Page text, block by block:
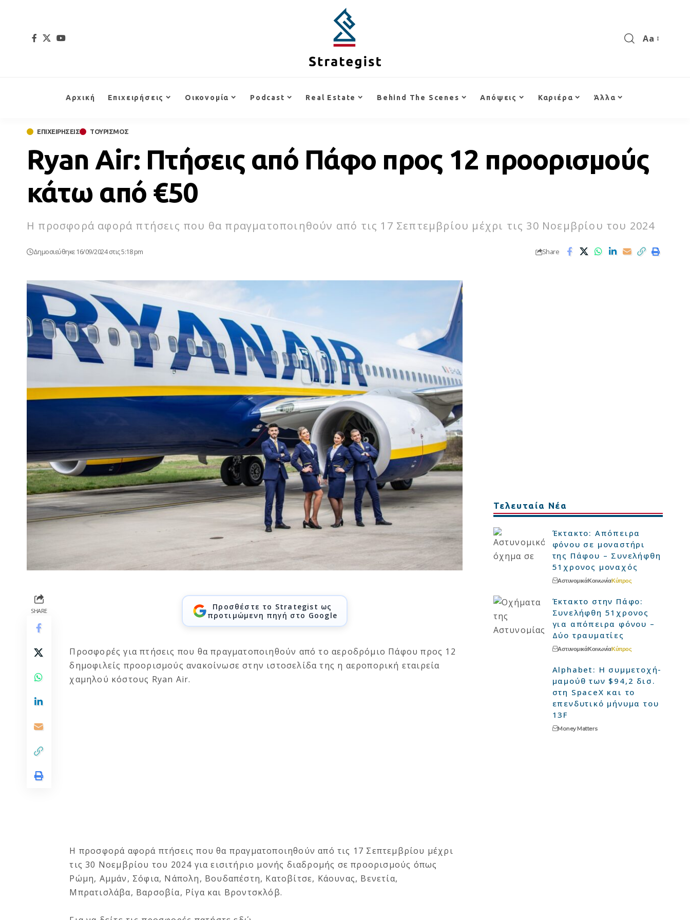
Aa
Αρχική Επιχειρήσεις Οικονομία Podcast Real Estate Behind The Scenes Απόψεις Καριέρα Άλλα
ΕΠΙΧΕΙΡΗΣΕΙΣ ΤΟΥΡΙΣΜΟΣ
Ryan Air: Πτήσεις από Πάφο προς 12 προορισμούς
κάτω από €50
H προσφορά αφορά πτήσεις που θα πραγματοποιηθούν από τις 17 Σεπτεμβρίου μέχρι τις 30 Νοεμβρίου του 2024
Δημοσιεύθηκε 16/09/2024 στις 5:18 pm Share
SHARE
Προσθέστε το Strategist ως
προτιμώμενη πηγή στο Google
Προσφορές για πτήσεις που θα πραγματοποιηθούν από το αεροδρόμιο Πάφου προς 12
δημοφιλείς προορισμούς ανακοίνωσε στην ιστοσελίδα της η αεροπορική εταιρεία
χαμηλού κόστους Ryan Air.
H προσφορά αφορά πτήσεις που θα πραγματοποιηθούν από τις 17 Σεπτεμβρίου μέχρι
τις 30 Νοεμβρίου του 2024 για εισιτήριο μονής διαδρομής σε προορισμούς όπως
Ρώμη, Αμμάν, Σόφια, Νάπολη, Βουδαπέστη, Κατοβίτσε, Κάουνας, Βενετία,
Μπρατισλάβα, Βαρσοβία, Ρίγα και Βροντσκλόβ.
Τελευταία Νέα
Έκτακτο: Απόπειρα
φόνου σε μοναστήρι
της Πάφου – Συνελήφθη
51χρονος μοναχός
ΑστυνομικάΚοινωνίαΚύπρος
Έκτακτο στην Πάφο:
Συνελήφθη 51χρονος
για απόπειρα φόνου –
Δύο τραυματίες
ΑστυνομικάΚοινωνίαΚύπρος
Alphabet: Η συμμετοχή-
μαμούθ των $94,2 δισ.
στη SpaceX και το
επενδυτικό μήνυμα του
13F
Money Matters